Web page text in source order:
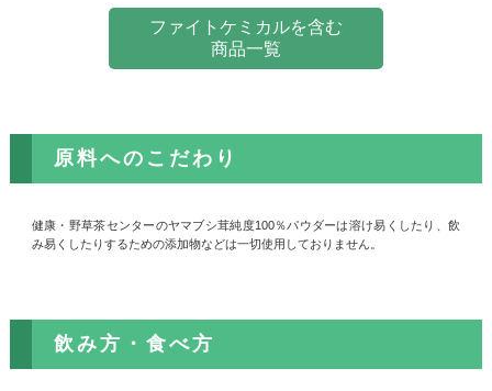
ファイトケミカルを含む
商品一覧
原料へのこだわり
健康・野草茶センターのヤマブシ茸純度100％パウダーは溶け易くしたり、飲
み易くしたりするための添加物などは一切使用しておりません。
飲み方・食べ方